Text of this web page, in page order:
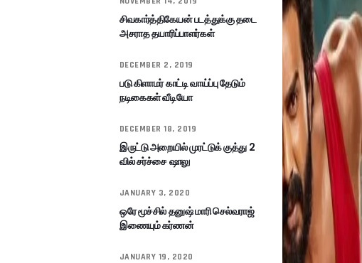
சிவகார்த்திகேயன் படத்துக்கு தடை
அசராத தயாரிப்பாளர்கள்
DECEMBER 2, 2019
படு கிளாமர் காட்டி வாய்ப்பு தேடும்
நடிகைகள் வீடியோ
DECEMBER 18, 2019
இருட்டு அறையில் முரட்டுக் குத்து 2
வில் சர்ச்சை ஷாலு
JANUARY 3, 2020
ஒரே மூச்சில் தனுஷ் மாரி செல்வராஜ்
இணையும் கர்ணன்
JANUARY 19, 2020